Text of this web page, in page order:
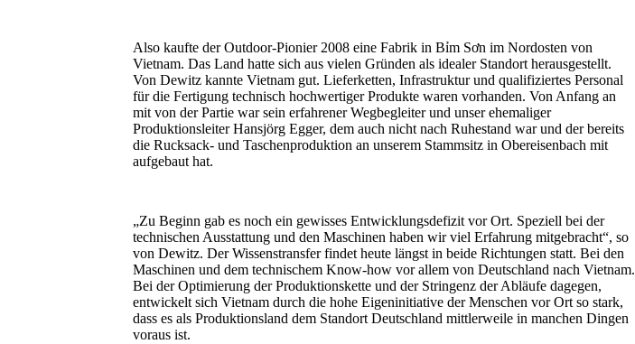
Also kaufte der Outdoor-Pionier 2008 eine Fabrik in Bỉm Sơn im Nordosten von
Vietnam. Das Land hatte sich aus vielen Gründen als idealer Standort herausgestellt.
Von Dewitz kannte Vietnam gut. Lieferketten, Infrastruktur und qualifiziertes Personal
für die Fertigung technisch hochwertiger Produkte waren vorhanden. Von Anfang an
mit von der Partie war sein erfahrener Wegbegleiter und unser ehemaliger
Produktionsleiter Hansjörg Egger, dem auch nicht nach Ruhestand war und der bereits
die Rucksack- und Taschenproduktion an unserem Stammsitz in Obereisenbach mit
aufgebaut hat.
„Zu Beginn gab es noch ein gewisses Entwicklungsdefizit vor Ort. Speziell bei der
technischen Ausstattung und den Maschinen haben wir viel Erfahrung mitgebracht“, so
von Dewitz. Der Wissenstransfer findet heute längst in beide Richtungen statt. Bei den
Maschinen und dem technischem Know-how vor allem von Deutschland nach Vietnam.
Bei der Optimierung der Produktionskette und der Stringenz der Abläufe dagegen,
entwickelt sich Vietnam durch die hohe Eigeninitiative der Menschen vor Ort so stark,
dass es als Produktionsland dem Standort Deutschland mittlerweile in manchen Dingen
voraus ist.